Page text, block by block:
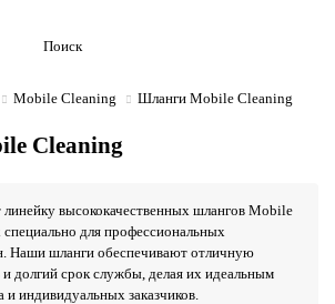
Mobile Cleaning Шланги Mobile Cleaning
Cleaning
линейку высококачественных шлангов Mobile
для профессиональных
Наши шланги обеспечивают отличную
и долгий срок службы, делая их идеальным
и индивидуальных заказчиков.